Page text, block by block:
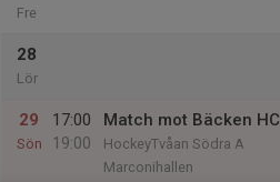
Fre
28
Lör
29
Sön
17:00
19:00
Match mot Bäcken HC
HockeyTvåan Södra A
Marconihallen